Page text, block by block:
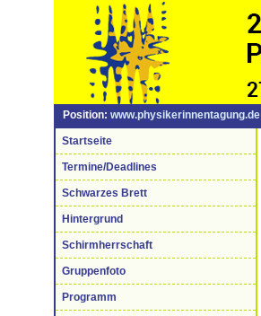
Position: www.physikerinnentagung.de
Startseite
Termine/Deadlines
Schwarzes Brett
Hintergrund
Schirmherrschaft
Gruppenfoto
Programm